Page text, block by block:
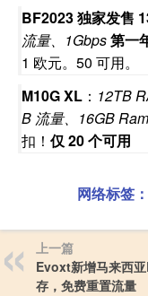
BF2023 独家发售
流量、1Gbps第一
1 欧元。50 可用。
M10G XL ： 12TB
B 流量、16GB
扣！ 仅 20 个可用
网络标签：
上一篇
Evoxt新增马来西
存，免费重置流量